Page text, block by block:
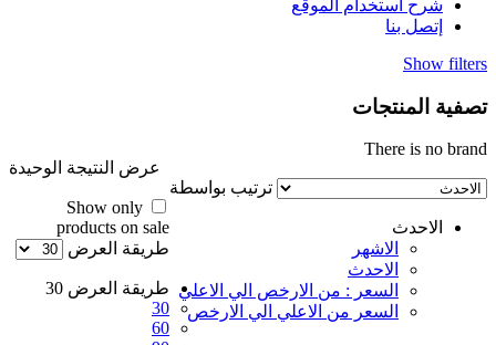
شرح استخدام الموقع
إتصل بنا
Show filters
تصفية المنتجات
عرض النتيجة الوحيدة
There is no brand
ترتيب بواسطة
الاحدث
الاشهر
الاحدث
السعر : من الارخص الي الاعلي
السعر من الاعلي الي الارخص
Show only
products on sale
طريقة العرض
طريقة العرض 30
30
60